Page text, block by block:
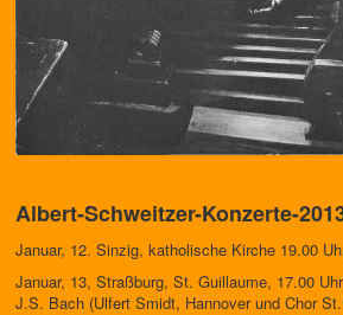
Albert-Schweitzer-Konzerte-
Januar, 12. Sinzig, katholische Kirche 19.00
Januar, 13, Straßburg, St. Guillaume, 17.00
J.S. Bach (Ulfert Smidt, Hannover und Chor